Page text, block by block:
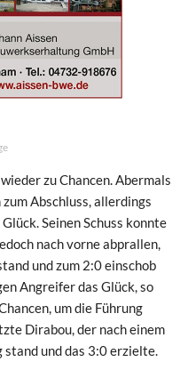
zu Chancen. Abermals
Abschluss, allerdings
Seinen Schuss konnte
nach vorne abprallen,
und zum 2:0 einschob
Angreifer das Glück, so
um die Führung
Dirabou, der nach einem
und das 3:0 erzielte.